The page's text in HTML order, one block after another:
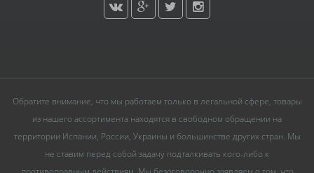
Обратите внимание, что мы работаем только в легальной сфере, товары
из нашего ассортимента находятся в свободном обращении на
территории Испании, России, Украины и большинстве других стран. Мы
не ставим перед собой задачу подталкивать кого-либо к